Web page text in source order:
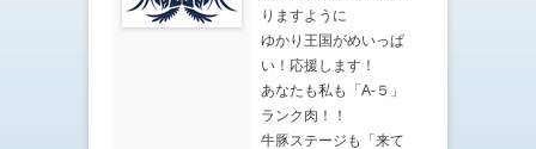
りますように
ゆかり王国がめいっぱ
い！応援します！
あなたも私も「A-５」
ランク肉！！
牛豚ステージも「来て